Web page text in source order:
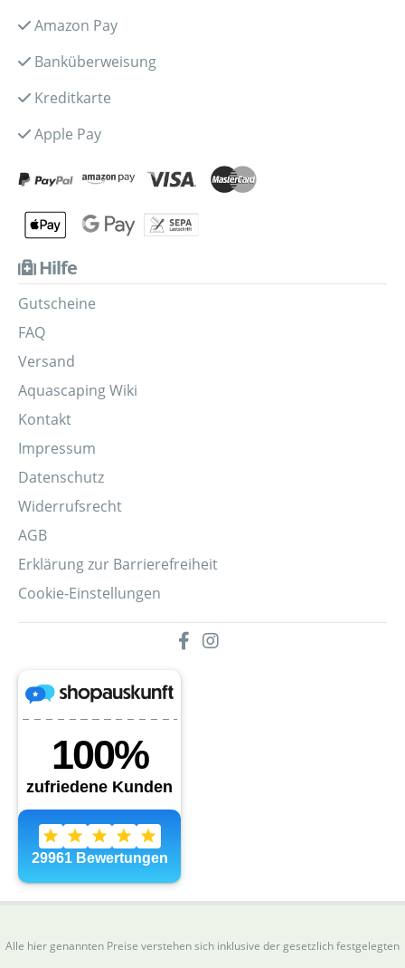
Amazon Pay
Banküberweisung
Kreditkarte
Apple Pay
Hilfe
Gutscheine
FAQ
Versand
Aquascaping Wiki
Kontakt
Impressum
Datenschutz
Widerrufsrecht
AGB
Erklärung zur Barrierefreiheit
Cookie-Einstellungen
Alle hier genannten Preise verstehen sich inklusive der gesetzlich festgelegten